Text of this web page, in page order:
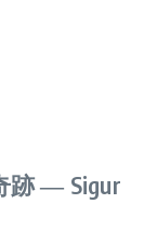
跡 ― Sigur